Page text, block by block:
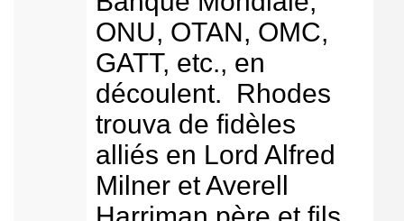
ONU, OTAN, OMC,
GATT, etc., en
découlent. Rhodes
trouva de fidèles
alliés en Lord Alfred
Milner et Averell